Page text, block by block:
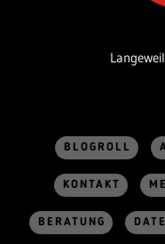
BLOGROLL
KONTAKT
BERATUNG